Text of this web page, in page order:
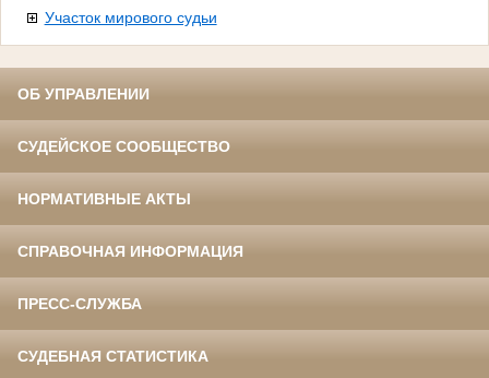
Участок мирового судьи
ОБ УПРАВЛЕНИИ
СУДЕЙСКОЕ СООБЩЕСТВО
НОРМАТИВНЫЕ АКТЫ
СПРАВОЧНАЯ ИНФОРМАЦИЯ
ПРЕСС-СЛУЖБА
СУДЕБНАЯ СТАТИСТИКА